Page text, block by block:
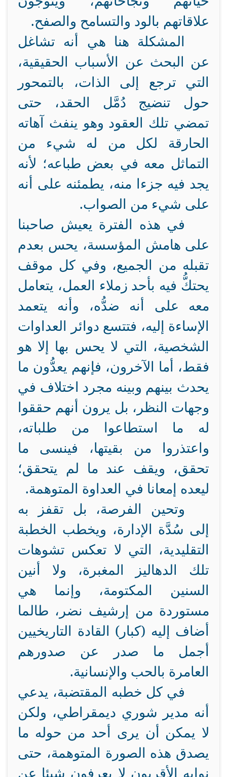
علاقاتهم بالود والتسامح والصفح.
المشكلة هنا هي أنه تشاغل
عن البحث عن الأسباب الحقيقية،
التي ترجع إلى الذات، بالتمحور
حول تنضيج دُمَّل الحقد، حتى
تمضي تلك العقود وهو ينفث آهاته
الحارقة لكل من له شيء من
التماثل معه في بعض طباعه؛ لأنه
يجد فيه جزءا منه، يطمئنه على أنه
على شيء من الصواب.
في هذه الفترة يعيش صاحبنا
على هامش المؤسسة، يحس بعدم
تقبله من الجميع، وفي كل موقف
يحتكُّ فيه بأحد زملاء العمل، يتعامل
معه على أنه ضدُّه، وأنه يتعمد
الإساءة إليه، فتتسع دوائر العداوات
الشخصية، التي لا يحس بها إلا هو
فقط، أما الآخرون، فإنهم يعدُّون ما
يحدث بينهم وبينه مجرد اختلاف في
وجهات النظر، بل يرون أنهم حققوا
له ما استطاعوا من طلباته،
واعتذروا من بقيتها، فينسى ما
تحقق، ويقف عند ما لم يتحقق؛
ليعده إمعانا في العداوة المتوهمة.
وتحين الفرصة، بل تقفز به
إلى سُدَّة الإدارة، ويخطب الخطبة
التقليدية، التي لا تعكس تشوهات
تلك الدهاليز المغبرة، ولا أنين
السنين المكتومة، وإنما هي
مستوردة من إرشيف نضر، طالما
أضاف إليه (كبار) القادة التاريخيين
أجمل ما صدر عن صدورهم
العامرة بالحب والإنسانية.
في كل خطبه المقتضبة، يدعي
أنه مدير شوري ديمقراطي، ولكن
لا يمكن أن يرى أحد من حوله ما
يصدق هذه الصورة المتوهمة، حتى
نوابه الأقربون لا يعرفون شيئا عن